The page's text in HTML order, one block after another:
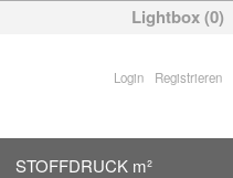
Lightbox (0)
Login Registrieren
STOFFDRUCK m²